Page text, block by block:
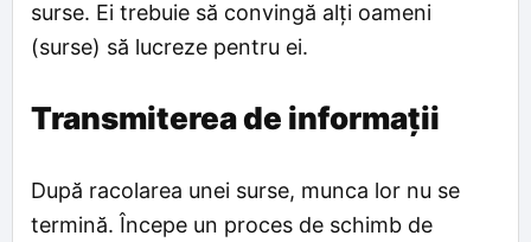
surse. Ei trebuie să convingă alți oameni
(surse) să lucreze pentru ei.
Transmiterea de informații
După racolarea unei surse, munca lor nu se
termină. Începe un proces de schimb de